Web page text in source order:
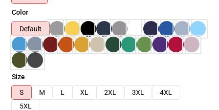
Color
Default
Size
S
M L XL 2XL 3XL
4XL
5XL